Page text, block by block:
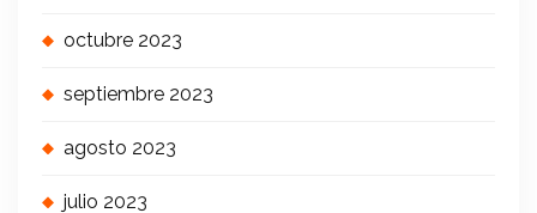
octubre 2023
septiembre 2023
agosto 2023
julio 2023